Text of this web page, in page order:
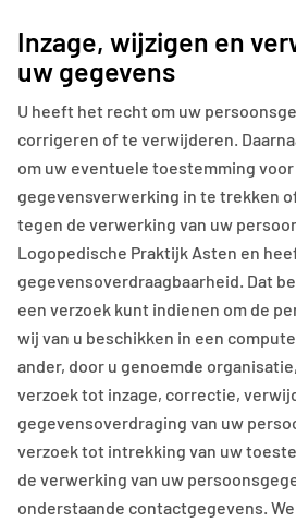
Inzage, wijzigen en
uw gegevens
U heeft het recht om uw
corrigeren of te verwijderen.
om uw eventuele toestemming voor
gegevensverwerking in te trekken
tegen de verwerking van uw
Logopedische Praktijk Asten en
gegevensoverdraagbaarheid. Dat
een verzoek kunt indienen om de
wij van u beschikken in een
ander, door u genoemde
verzoek tot inzage, correctie,
gegevensoverdraging van uw
verzoek tot intrekking van uw
de verwerking van uw
onderstaande contactgegevens.